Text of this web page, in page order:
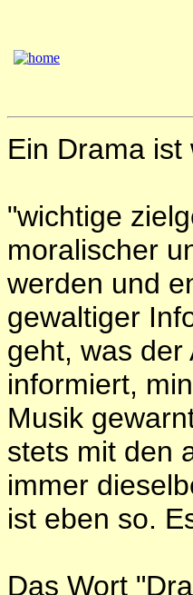
Ein Drama ist
"wichtige
moralischer
werden und
gewaltiger
geht, was
informiert,
Musik
stets mit den
immer
ist eben so.
Das Wort